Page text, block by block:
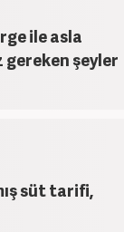
ile asla
şeyler
süt tarifi,